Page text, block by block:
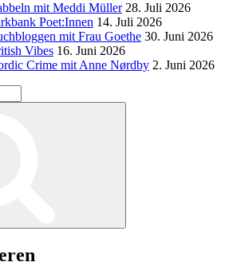
mit Meddi Müller 28. Juli 2026
Poet:Innen 14. Juli 2026
mit Frau Goethe 30. Juni 2026
Vibes 16. Juni 2026
Crime mit Anne Nørdby 2. Juni 2026